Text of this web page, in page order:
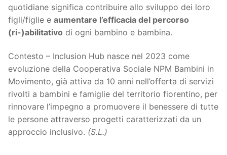
quotidiane significa contribuire allo sviluppo dei loro
figli/figlie e aumentare l’efficacia del percorso
(ri-)abilitativo di ogni bambino e bambina.
Contesto – Inclusion Hub nasce nel 2023 come
evoluzione della Cooperativa Sociale NPM Bambini in
Movimento, già attiva da 10 anni nell’offerta di servizi
rivolti a bambini e famiglie del territorio fiorentino, per
rinnovare l’impegno a promuovere il benessere di tutte
le persone attraverso progetti caratterizzati da un
approccio inclusivo. (S.L.)